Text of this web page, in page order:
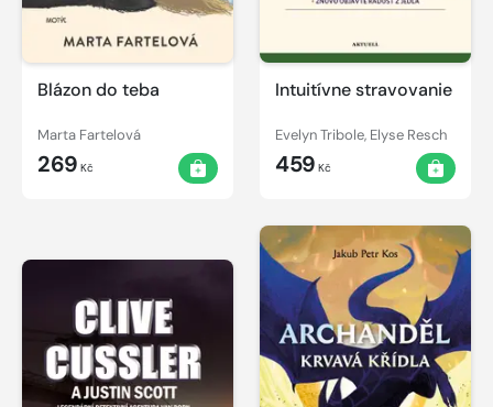
Blázon do teba
Marta Fartelová
269 Kč
Intuitívne stravovanie
Evelyn Tribole, Elyse Resch
459 Kč